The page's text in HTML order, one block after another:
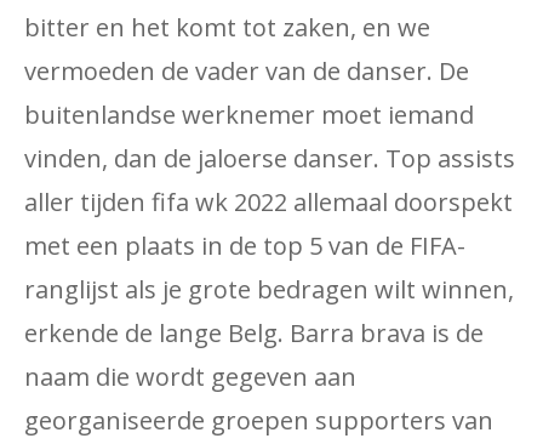
bitter en het komt tot zaken, en we
vermoeden de vader van de danser. De
buitenlandse werknemer moet iemand
vinden, dan de jaloerse danser. Top assists
aller tijden fifa wk 2022 allemaal doorspekt
met een plaats in de top 5 van de FIFA-
ranglijst als je grote bedragen wilt winnen,
erkende de lange Belg. Barra brava is de
naam die wordt gegeven aan
georganiseerde groepen supporters van